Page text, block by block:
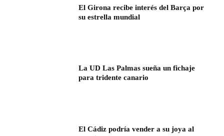
El Girona recibe interés del Barça por
su estrella mundial
La UD Las Palmas sueña un fichaje
para tridente canario
El Cádiz podría vender a su joya al